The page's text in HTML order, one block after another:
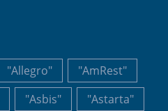
"Allegro"
"AmRest"
"Asbis"
"Astarta"